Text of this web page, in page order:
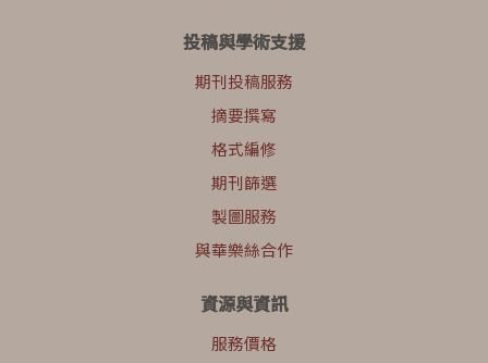
投稿與學術支援
期刊投稿服務
摘要撰寫
格式編修
期刊篩選
製圖服務
與華樂絲合作
資源與資訊
服務價格